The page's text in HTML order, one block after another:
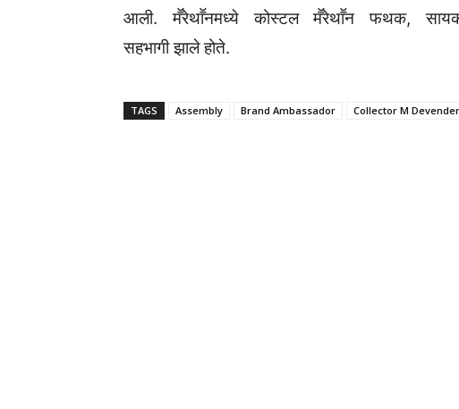
आली. मॕरेथाॕनमध्ये कोस्टल मॕरेथाॕन फथक, सायकल
सहभागी झाले होते.
TAGS Assembly Brand Ambassador Collector M